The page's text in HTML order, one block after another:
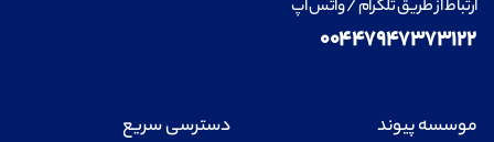
ریاضیات مشاهده
ارتباط از طریق تلگرام / واتس اپ
۰۰۴۴۷۹۴۷۳۷۳۱۲۲
موسسه پیوند دسترسی سریع